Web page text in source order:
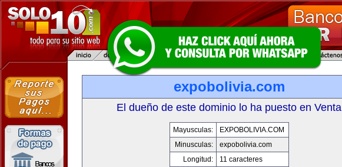
expobolivia.com
El dueño de este dominio lo ha puesto en Venta
Mayusculas:
EXPOBOLIVIA.COM
Minusculas:
expobolivia.com
Longitud:
11 caracteres